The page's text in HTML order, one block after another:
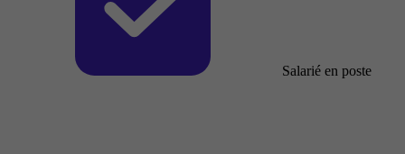
Salarié en poste